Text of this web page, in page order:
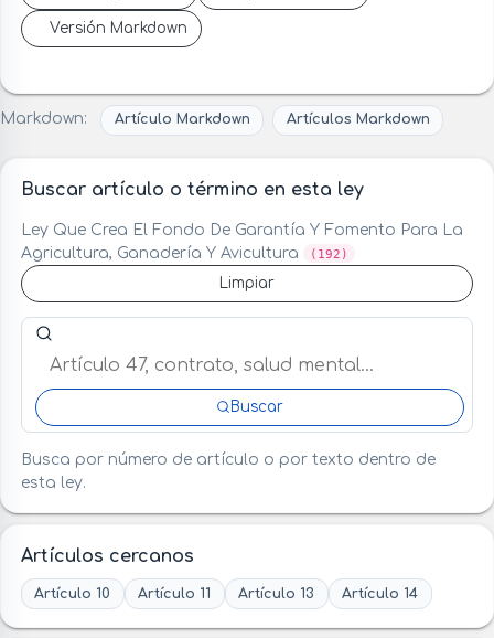
Versión Markdown
Markdown: Artículo Markdown Artículos Markdown
Buscar artículo o término en esta ley
Ley Que Crea El Fondo De Garantía Y Fomento Para La
Agricultura, Ganadería Y Avicultura
(192)
Limpiar
Buscar artículo o término en esta ley
Buscar
Busca por número de artículo o por texto dentro de
esta ley.
Artículos cercanos
Artículo 10 Artículo 11 Artículo 13 Artículo 14